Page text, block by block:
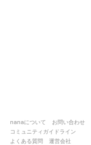
nanaについて
お問い合わせ
コミュニティガイドライン
よくある質問
運営会社